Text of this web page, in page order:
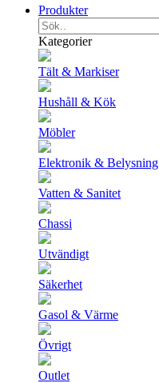
Produkter
Kategorier
Tält & Markiser
Hushåll & Kök
Möbler
Elektronik & Belysning
Vatten & Sanitet
Chassi
Utvändigt
Säkerhet
Gasol & Värme
Övrigt
Outlet